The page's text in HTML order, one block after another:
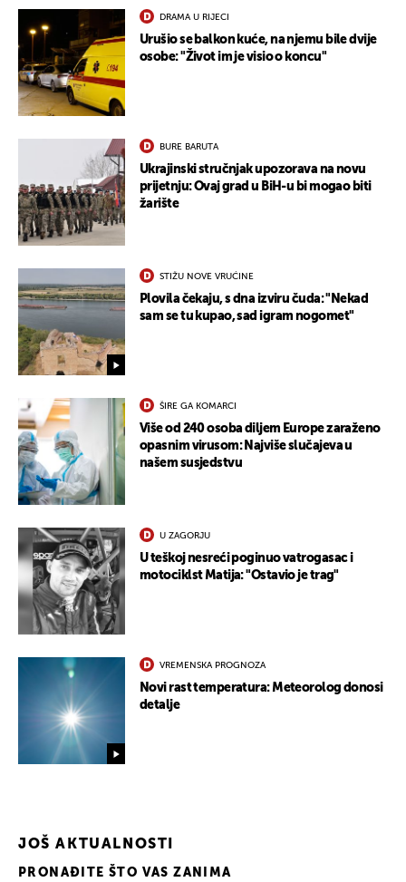
DRAMA U RIJECI
Urušio se balkon kuće, na njemu bile dvije
osobe: "Život im je visio o koncu"
BURE BARUTA
Ukrajinski stručnjak upozorava na novu
prijetnju: Ovaj grad u BiH-u bi mogao biti
žarište
STIŽU NOVE VRUĆINE
Plovila čekaju, s dna izviru čuda: "Nekad
sam se tu kupao, sad igram nogomet"
ŠIRE GA KOMARCI
Više od 240 osoba diljem Europe zaraženo
opasnim virusom: Najviše slučajeva u
našem susjedstvu
U ZAGORJU
U teškoj nesreći poginuo vatrogasac i
motociklst Matija: "Ostavio je trag"
VREMENSKA PROGNOZA
Novi rast temperatura: Meteorolog donosi
detalje
JOŠ AKTUALNOSTI
PRONAĐITE ŠTO VAS ZANIMA
UKLJUČITE NOTIFIKACIJE